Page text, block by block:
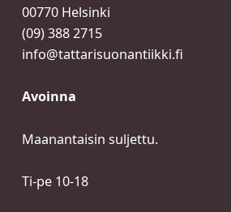
00770 Helsinki
(09) 388 2715
info@tattarisuonantiikki.fi
Avoinna
Maanantaisin suljettu.
Ti-pe 10-18